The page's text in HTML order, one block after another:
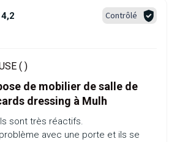
4,2 Contrôlé
( )
de mobilier de salle de
dressing à Mulh
sont très réactifs.
avec une porte et ils se